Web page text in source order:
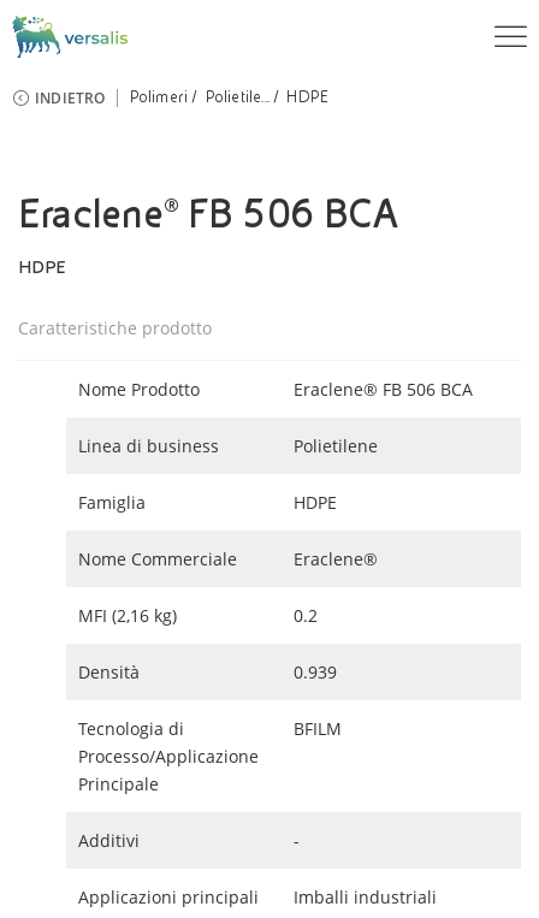
INDIETRO Polimeri Polietile... HDPE
Eraclene® FB 506 BCA
HDPE
Caratteristiche prodotto
Nome Prodotto Eraclene® FB 506 BCA
Linea di business Polietilene
Famiglia HDPE
Nome Commerciale Eraclene®
MFI (2,16 kg) 0.2
Densità 0.939
Tecnologia di
Processo/Applicazione
Principale
BFILM
Additivi -
Applicazioni principali Imballi industriali